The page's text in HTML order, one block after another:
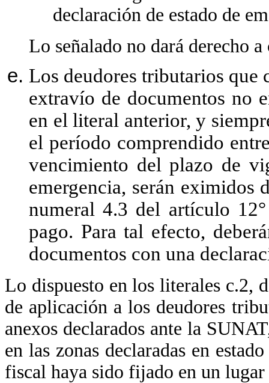
declaración de estado de
Lo señalado no dará derecho
Los deudores tributarios que
extravío de documentos no
en el literal anterior, y
el período comprendido
vencimiento del plazo de
emergencia, serán eximidos
numeral 4.3 del artículo
pago. Para tal efecto,
documentos con una
Lo dispuesto en los literales c.2,
de aplicación a los deudores
anexos declarados ante la
en las zonas declaradas en
fiscal haya sido fijado en un